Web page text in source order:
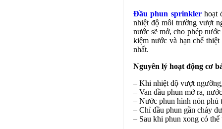
Đầu phun sprinklerhoạt
nhiệt độ môi trường vượt
nước sẽ mở, cho phép
kiệm nước và hạn chế
nhất.
Nguyên lý hoạt động cơ
– Khi nhiệt độ vượt
– Van đầu phun mở ra,
– Nước phun hình nón phủ
– Chỉ đầu phun gần cháy
– Sau khi phun xong có